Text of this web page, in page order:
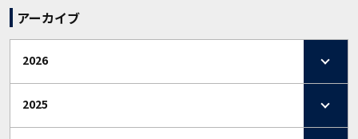
アーカイブ
2026
2025